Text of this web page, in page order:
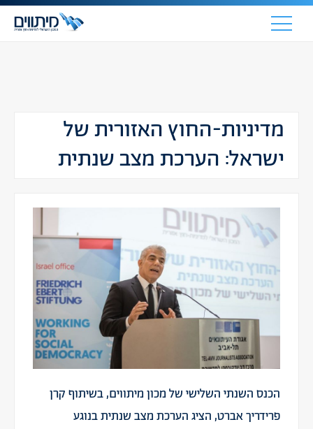
מדיניות-החוץ האזורית של
ישראל: הערכת מצב שנתית
הכנס השנתי השלישי של מכון מיתווים, בשיתוף קרן
פרידריך אברט, הציג הערכת מצב שנתית בנוגע